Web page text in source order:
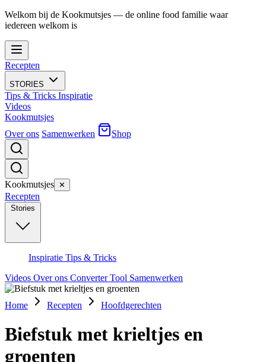
Welkom bij de Kookmutsjes — de online food familie waar
iedereen welkom is
Recepten
STORIES
Tips & Tricks Inspiratie
Videos
Kookmutsjes
Over ons Samenwerken Shop
Kookmutsjes ✕
Recepten
Inspiratie Tips & Tricks
Videos Over ons Converter Tool Samenwerken
Home Recepten Hoofdgerechten
Biefstuk met krieltjes en
groenten